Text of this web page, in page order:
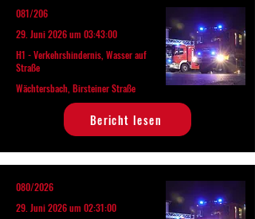
081/206
29. Juni 2026 um 03:43:00
H1 - Verkehrshindernis, Wasser auf
Straße
Wächtersbach, Birsteiner Straße
Bericht lesen
080/2026
29. Juni 2026 um 02:31:00